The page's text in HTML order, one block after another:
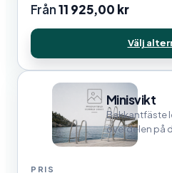
Från11 925,00 kr
Välj
Minisvikt
Bakkantfäste
överdelen på